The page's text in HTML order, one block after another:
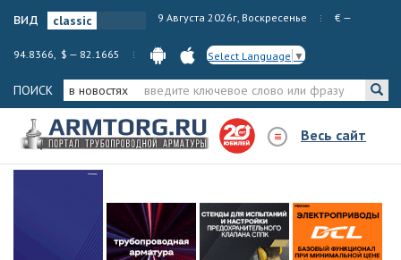
вид 9 Августа 2026г, Воскресенье € —
94.8366, $ — 82.1665 Select Language ▼
ПОИСК в новостях
Весь сайт